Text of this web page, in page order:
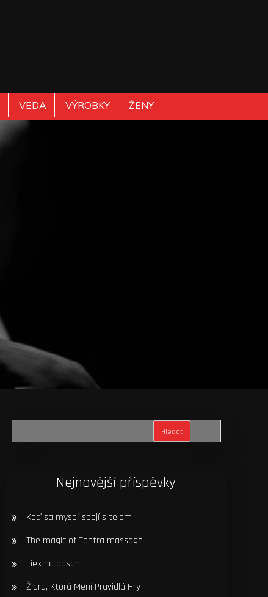
VEDA VÝROBKY
ŽENY
Hledat
Nejnovější příspěvky
Keď sa myseľ spojí s telom
The magic of Tantra massage
Liek na dosah
Žiara, Ktorá Mení Pravidlá Hry